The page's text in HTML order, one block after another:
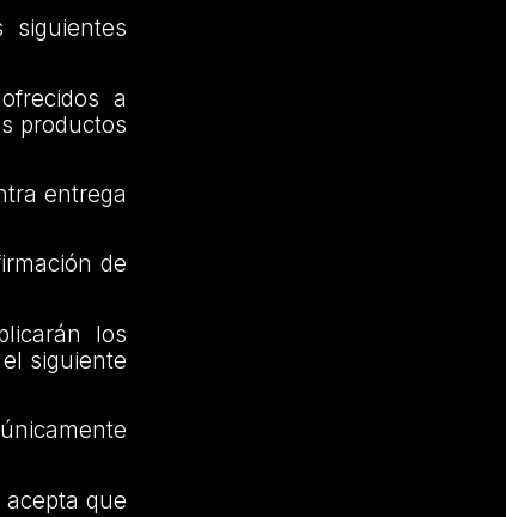
siguientes
a
productos
entrega
de
los
siguiente
acepta que